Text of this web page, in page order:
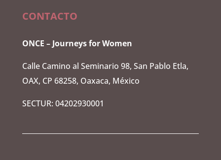
CONTACTO
ONCE – Journeys for Women
Calle Camino al Seminario 98, San Pablo Etla,
OAX, CP 68258, Oaxaca, México
SECTUR: 04202930001